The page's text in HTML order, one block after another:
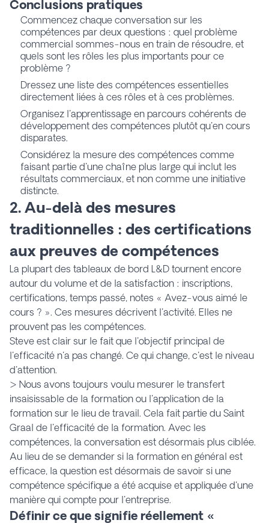
Conclusions pratiques
Commencez chaque conversation sur les
compétences par deux questions : quel problème
commercial sommes-nous en train de résoudre, et
quels sont les rôles les plus importants pour ce
problème ?
Dressez une liste des compétences essentielles
directement liées à ces rôles et à ces problèmes.
Organisez l'apprentissage en parcours cohérents de
développement des compétences plutôt qu'en cours
disparates.
Considérez la mesure des compétences comme
faisant partie d'une chaîne plus large qui inclut les
résultats commerciaux, et non comme une initiative
distincte.
2. Au-delà des mesures
traditionnelles : des certifications
aux preuves de compétences
La plupart des tableaux de bord L&D tournent encore
autour du volume et de la satisfaction : inscriptions,
certifications, temps passé, notes « Avez-vous aimé le
cours ? ». Ces mesures décrivent l'activité. Elles ne
prouvent pas les compétences.
Steve est clair sur le fait que l'objectif principal de
l'efficacité n'a pas changé. Ce qui change, c'est le niveau
d'attention.
> Nous avons toujours voulu mesurer le transfert
insaisissable de la formation ou l'application de la
formation sur le lieu de travail. Cela fait partie du Saint
Graal de l'efficacité de la formation. Avec les
compétences, la conversation est désormais plus ciblée.
Au lieu de se demander si la formation en général est
efficace, la question est désormais de savoir si une
compétence spécifique a été acquise et appliquée d'une
manière qui compte pour l'entreprise.
Définir ce que signifie réellement «